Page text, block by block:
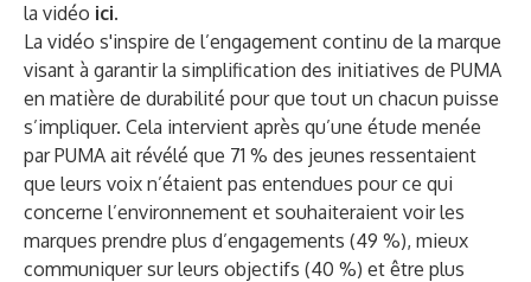
la vidéo ici.
La vidéo s'inspire de l’engagement continu de la marque
visant à garantir la simplification des initiatives de PUMA
en matière de durabilité pour que tout un chacun puisse
s’impliquer. Cela intervient après qu’une étude menée
par PUMA ait révélé que 71 % des jeunes ressentaient
que leurs voix n’étaient pas entendues pour ce qui
concerne l’environnement et souhaiteraient voir les
marques prendre plus d’engagements (49 %), mieux
communiquer sur leurs objectifs (40 %) et être plus